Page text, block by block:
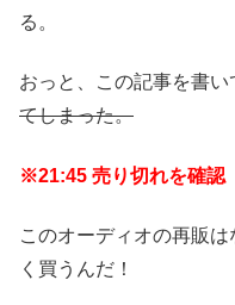
る。
おっと、この記事を書
てしまった。
※21:45 売り切れを確認
このオーディオの再販
く買うんだ！